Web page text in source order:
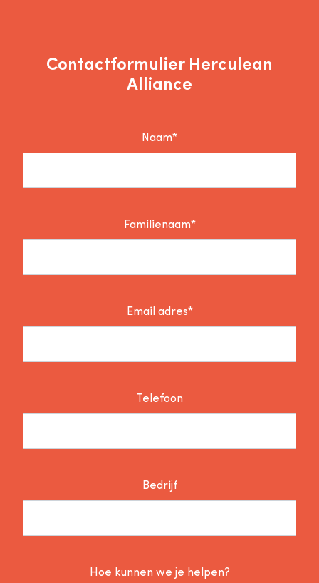
Contactformulier Herculean
Alliance
Naam*
Familienaam*
Email adres*
Telefoon
Bedrijf
Hoe kunnen we je helpen?